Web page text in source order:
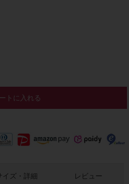
トに入れる
イズ・詳細 レビュー